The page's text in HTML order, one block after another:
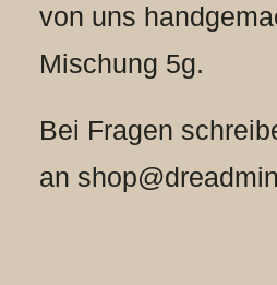
von uns
Mischung 5g.
Bei Fragen
an